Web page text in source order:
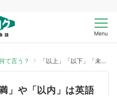
Menu
て言う？ 「以上」「以下」「未満」や「以内」は英語でなんて言う？意外と知らない英語表現を紹介！
」や「以内」は英語